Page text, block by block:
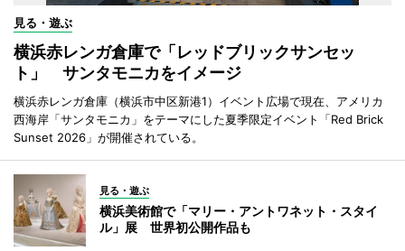
見る・遊ぶ
横浜赤レンガ倉庫で「レッドブリックサンセッ
ト」 サンタモニカをイメージ
横浜赤レンガ倉庫（横浜市中区新港1）イベント広場で現在、アメリカ
西海岸「サンタモニカ」をテーマにした夏季限定イベント「Red Brick
Sunset 2026」が開催されている。
見る・遊ぶ
横浜美術館で「マリー・アントワネット・スタイ
ル」展 世界初公開作品も